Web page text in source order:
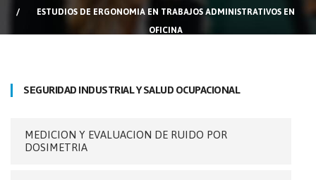
ESTUDIOS DE ERGONOMIA EN TRABAJOS ADMINISTRATIVOS EN
OFICINA
SEGURIDAD INDUSTRIAL Y SALUD OCUPACIONAL
MEDICION Y EVALUACION DE RUIDO POR
DOSIMETRIA